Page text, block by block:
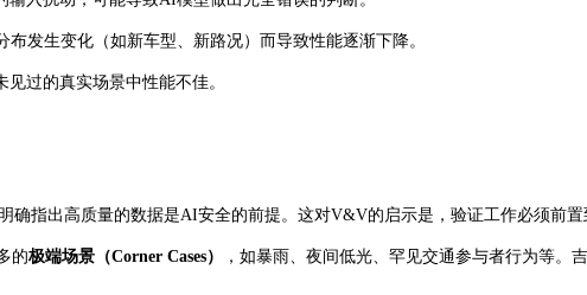
布发生变化（如新车型、新路况）而导致性能逐渐下降。
过的真实场景中性能不佳。
确指出高质量的数据是AI安全的前提。这对V&V的启示是，验证工作必须前置
的极端场景（Corner Cases）
，如暴雨、夜间低光、罕见交通参与者行为等。